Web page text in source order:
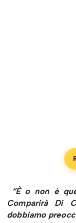
“È o non è
Comparirà Di
dobbiamo